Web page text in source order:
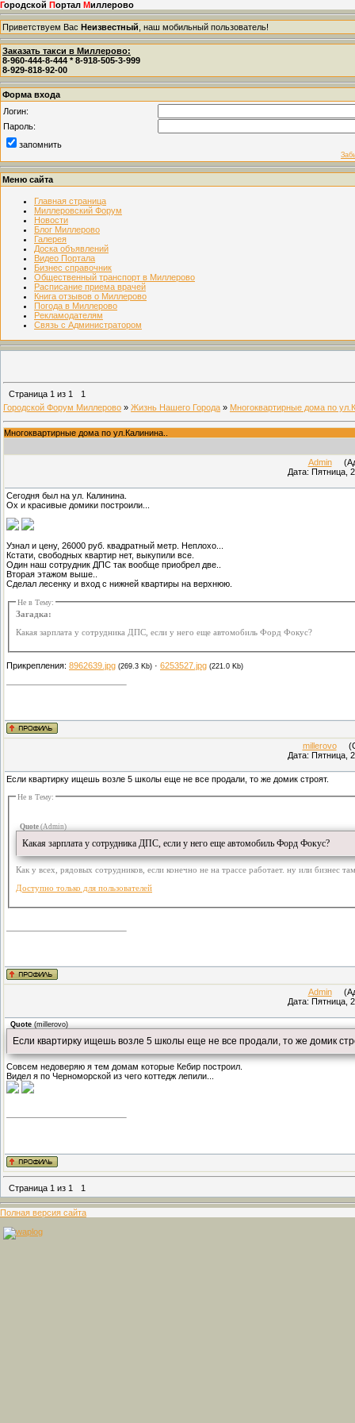
Городской Портал Миллерово
Приветствуем Вас Неизвестный , наш мобильный пользователь!
Заказать такси в Миллерово:
8-960-444-8-444 * 8-918-505-3-999
8-929-818-92-00
Форма входа
Логин:
Пароль:
запомнить
Меню сайта
Главная страница
Миллеровский Форум
Новости
Блог Миллерово
Галерея
Доска объявлений
Видео Портала
Бизнес справочник
Общественный транспорт в Миллерово
Расписание приема врачей
Книга отзывов о Миллерово
Погода в Миллерово
Рекламодателям
Связь с Администратором
Страница 1 из 1
1
Городской Форум Миллерово » Жизнь Нашего Города » Многоквартирные дома по
Многоквартирные дома по ул.Калинина..
Admin
Дата: Пятница,
Сегодня был на ул. Калинина.
Ох и красивые домики построили...
Узнал и цену, 26000 руб. квадратный метр. Неплохо...
Кстати, свободных квартир нет, выкупили все.
Один наш сотрудник ДПС так вообще приобрел две..
Вторая этажом выше..
Сделал лесенку и вход с нижней квартиры на верхнюю.
Не в Тему:
Загадка:
Какая зарплата у сотрудника ДПС, если у него еще автомобиль Форд Фокус?
Прикрепления: 8962639.jpg (269.3 Kb) · 6253527.jpg (221.0 Kb)
millerovo
Дата: Пятница,
Если квартирку ищешь возле 5 школы еще не все продали, то же домик строят.
Не в Тему:
Quote (Admin)
Какая зарплата у сотрудника ДПС, если у него еще автомобиль Форд Фокус?
Как у всех, рядовых сотрудников, если конечно не на трассе работает. ну или бизнес
Доступно только для пользователей
Admin
Дата: Пятница,
Quote (millerovo)
Если квартирку ищешь возле 5 школы еще не все продали, то же домик
Совсем недоверяю я тем домам которые Кебир построил.
Видел я по Черноморской из чего коттедж лепили...
Страница 1 из 1 1
Полная версия сайта